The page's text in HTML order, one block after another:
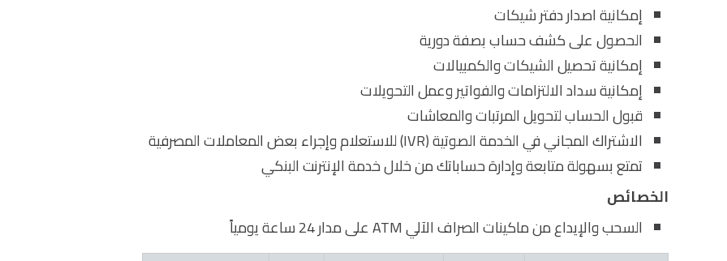
إمكانية اصدار دفتر شيكات
الحصول على كشف حساب بصفة دورية
إمكانية تحصيل الشيكات والكمبيالات
إمكانية سداد الالتزامات والفواتير وعمل التحويلات
قبول الحساب لتحويل المرتبات والمعاشات
الاشتراك المجاني في الخدمة الصوتية (IVR) للاستعلام وإجراء بعض المعاملات المصرفية
تمتع بسهولة متابعة وإدارة حساباتك من خلال خدمة الإنترنت البنكي
الخصائص
السحب والإيداع من ماكينات الصراف الآلي ATM على مدار 24 ساعة يومياً